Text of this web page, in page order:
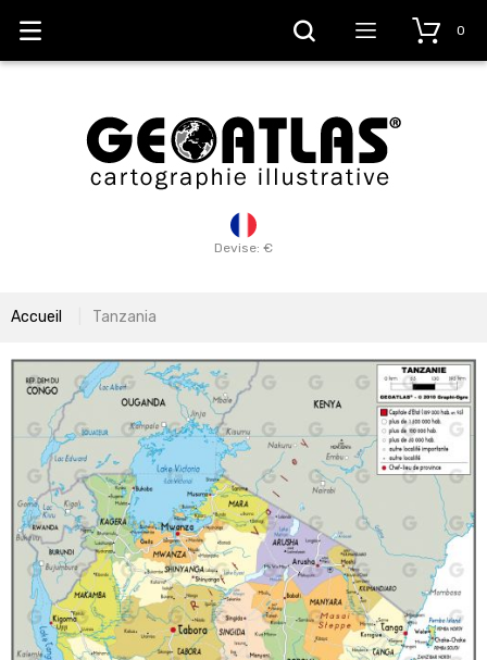
Devise: €
0
Accueil Tanzania